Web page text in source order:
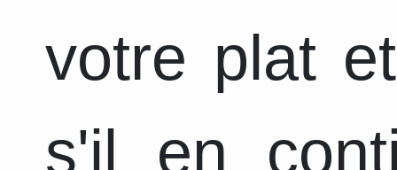
votre plat
s'il en